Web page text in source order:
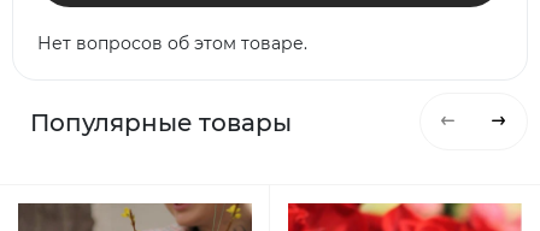
Нет вопросов об этом товаре.
Популярные товары